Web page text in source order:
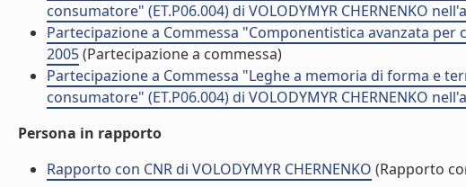
consumatore" (ET.P06.004) di VOLODYMYR CHERNENKO
Partecipazione a Commessa "Componentistica avanzata per
2005(Partecipazione a commessa)
Partecipazione a Commessa "Leghe a memoria di forma e
consumatore" (ET.P06.004) di VOLODYMYR CHERNENKO
Persona in rapporto
Rapporto con CNR di VOLODYMYR CHERNENKO (Rapporto